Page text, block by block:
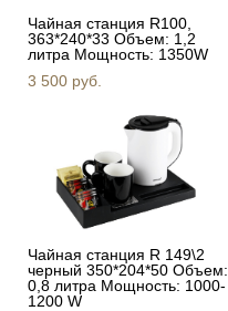
Чайная станция R100,
363*240*33 Объем: 1,2
литра Мощность: 1350W
3 500 pуб.
Чайная станция R 149\2
черный 350*204*50 Объем:
0,8 литра Мощность: 1000-
1200 W